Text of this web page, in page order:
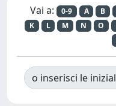
Vai a: 0-9 A B
K
L M N O
o inserisci le